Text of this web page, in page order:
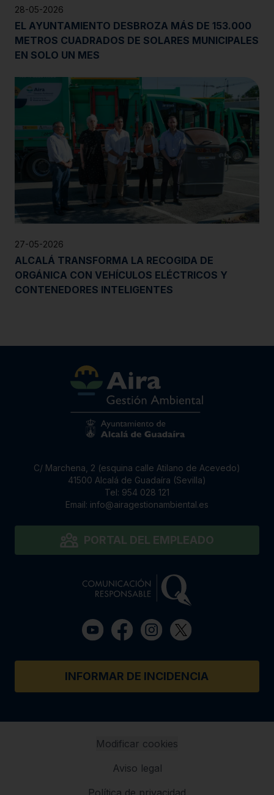
28-05-2026
EL AYUNTAMIENTO DESBROZA MÁS DE 153.000
METROS CUADRADOS DE SOLARES MUNICIPALES
EN SOLO UN MES
27-05-2026
ALCALÁ TRANSFORMA LA RECOGIDA DE
ORGÁNICA CON VEHÍCULOS ELÉCTRICOS Y
CONTENEDORES INTELIGENTES
C/ Marchena, 2 (esquina calle Atilano de Acevedo)
41500 Alcalá de Guadaíra (Sevilla)
Tel: 954 028 121
Email: info@airagestionambiental.es
PORTAL DEL EMPLEADO
INFORMAR DE INCIDENCIA
Modificar cookies
Aviso legal